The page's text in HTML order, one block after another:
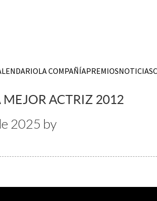
LA COMPAÑÍAPREMIOSNOTICIAS
MEJOR ACTRIZ 2012
2025 by